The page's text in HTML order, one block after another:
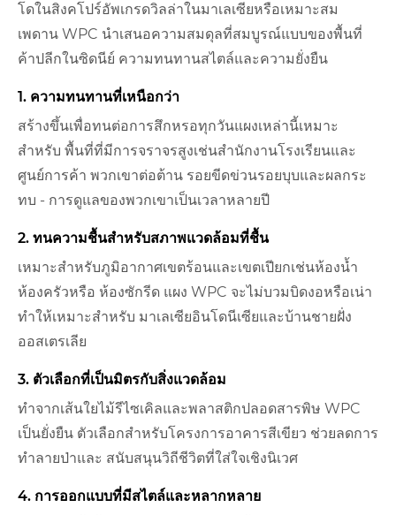
โดในสิงคโปร์อัพเกรดวิลล่าในมาเลเซียหรือเหมาะสม
เพดาน WPC นำเสนอความสมดุลที่สมบูรณ์แบบของพื้นที่
ค้าปลีกในซิดนีย์ ความทนทานสไตล์และความยั่งยืน
1. ความทนทานที่เหนือกว่า
สร้างขึ้นเพื่อทนต่อการสึกหรอทุกวันแผงเหล่านี้เหมาะ
สำหรับ พื้นที่ที่มีการจราจรสูงเช่นสำนักงานโรงเรียนและ
ศูนย์การค้า พวกเขาต่อต้าน รอยขีดข่วนรอยบุบและผลกระ
ทบ - การดูแลของพวกเขาเป็นเวลาหลายปี
2. ทนความชื้นสำหรับสภาพแวดล้อมที่ชื้น
เหมาะสำหรับภูมิอากาศเขตร้อนและเขตเปียกเช่นห้องน้ำ
ห้องครัวหรือ ห้องซักรีด แผง WPC จะไม่บวมบิดงอหรือเน่า
ทำให้เหมาะสำหรับ มาเลเซียอินโดนีเซียและบ้านชายฝั่ง
ออสเตรเลีย
3. ตัวเลือกที่เป็นมิตรกับสิ่งแวดล้อม
ทำจากเส้นใยไม้รีไซเคิลและพลาสติกปลอดสารพิษ WPC
เป็นยั่งยืน ตัวเลือกสำหรับโครงการอาคารสีเขียว ช่วยลดการ
ทำลายป่าและ สนับสนุนวิถีชีวิตที่ใส่ใจเชิงนิเวศ
4. การออกแบบที่มีสไตล์และหลากหลาย